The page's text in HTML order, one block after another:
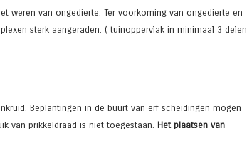
weren van ongedierte. Ter voorkoming van ongedierte en
sterk aangeraden. ( tuinoppervlak in minimaal 3 delen
Beplantingen in de buurt van erf scheidingen mogen
van prikkeldraad is niet toegestaan. Het plaatsen van